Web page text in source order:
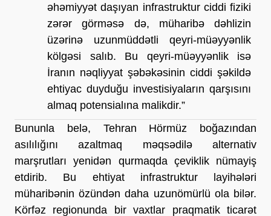
əhəmiyyət daşıyan infrastruktur ciddi fiziki
zərər görməsə də, müharibə dəhlizin
üzərinə uzunmüddətli qeyri-müəyyənlik
kölgəsi salıb. Bu qeyri-müəyyənlik isə
İranın nəqliyyat şəbəkəsinin ciddi şəkildə
ehtiyac duyduğu investisiyaların qarşısını
almaq potensialına malikdir.”
Bununla belə, Tehran Hörmüz boğazından
asılılığını azaltmaq məqsədilə alternativ
marşrutları yenidən qurmaqda çeviklik nümayiş
etdirib. Bu ehtiyat infrastruktur layihələri
müharibənin özündən daha uzunömürlü ola bilər.
Körfəz regionunda bir vaxtlar praqmatik ticarət